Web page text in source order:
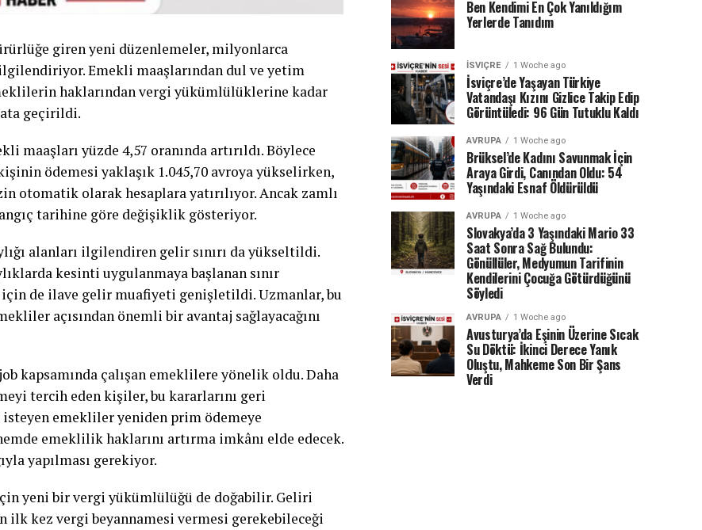
giren yeni düzenlemeler, milyonlarca
Emekli maaşlarından dul ve yetim
haklarından vergi yükümlülüklerine kadar
geçirildi.
maaşları yüzde 4,57 oranında artırıldı. Böylece
ödemesi yaklaşık 1.045,70 avroya yükselirken,
otomatik olarak hesaplara yatırılıyor. Ancak zamlı
tarihine göre değişiklik gösteriyor.
alanları ilgilendiren gelir sınırı da yükseltildi.
kesinti uygulanmaya başlanan sınır
için de ilave gelir muafiyeti genişletildi. Uzmanlar, bu
açısından önemli bir avantaj sağlayacağını
kapsamında çalışan emeklilere yönelik oldu. Daha
tercih eden kişiler, bu kararlarını geri
isteyen emekliler yeniden prim ödemeye
emeklilik haklarını artırma imkânı elde edecek.
yapılması gerekiyor.
yeni bir vergi yükümlülüğü de doğabilir. Geliri
ilk kez vergi beyannamesi vermesi gerekebileceği
Ben Kendimi En Çok Yanıldığım
Yerlerde Tanıdım
İSVIÇRE 1 Woche ago
İsviçre’de Yaşayan Türkiye
Vatandaşı Kızını Gizlice Takip Edip
Görüntüledi: 96 Gün Tutuklu Kaldı
AVRUPA 1 Woche ago
Brüksel’de Kadını Savunmak İçin
Araya Girdi, Canından Oldu: 54
Yaşındaki Esnaf Öldürüldü
AVRUPA 1 Woche ago
Slovakya’da 3 Yaşındaki Mario 33
Saat Sonra Sağ Bulundu:
Gönüllüler, Medyumun Tarifinin
Kendilerini Çocuğa Götürdüğünü
Söyledi
AVRUPA 1 Woche ago
Avusturya’da Eşinin Üzerine Sıcak
Su Döktü: İkinci Derece Yanık
Oluştu, Mahkeme Son Bir Şans
Verdi